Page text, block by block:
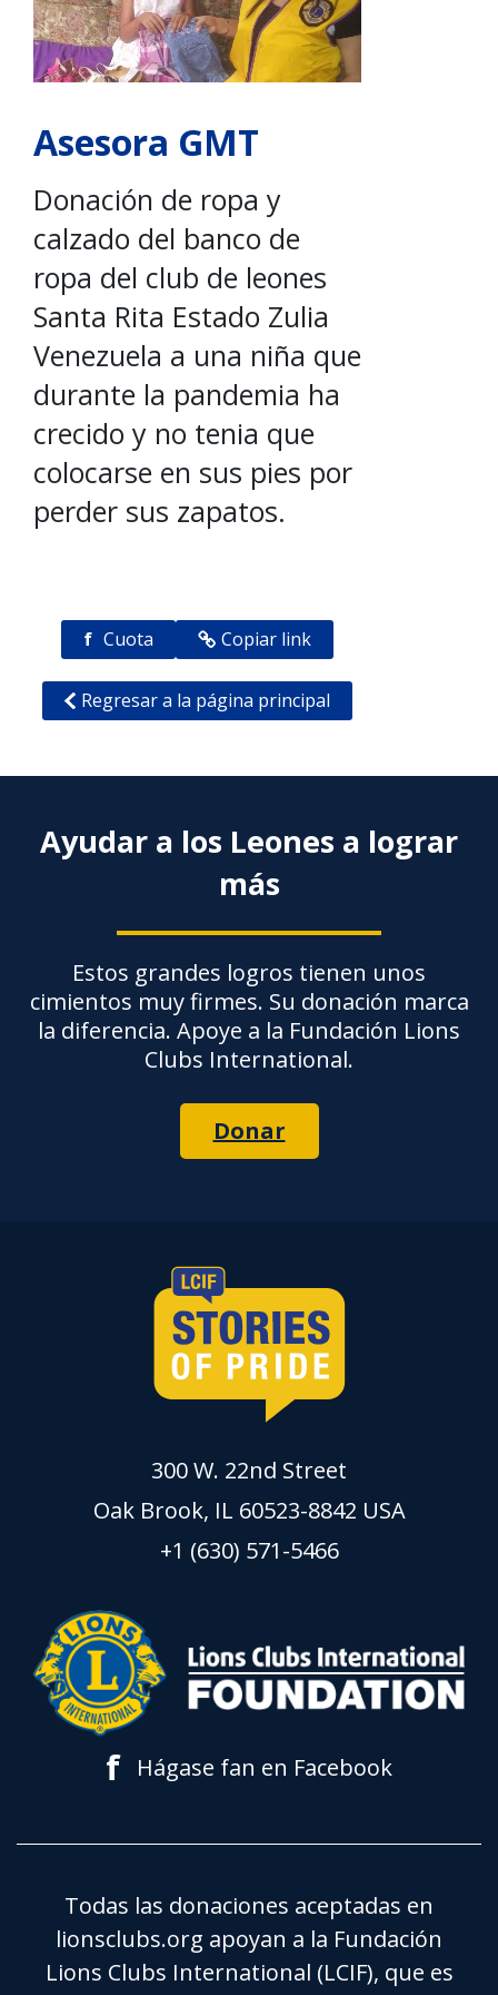
Asesora GMT
Donación de ropa y
calzado del banco de
ropa del club de leones
Santa Rita Estado Zulia
Venezuela a una niña que
durante la pandemia ha
crecido y no tenia que
colocarse en sus pies por
perder sus zapatos.
f Cuota Copiar link
Regresar a la página principal
Ayudar a los Leones a lograr
más
Estos grandes logros tienen unos
cimientos muy firmes. Su donación marca
la diferencia. Apoye a la Fundación Lions
Clubs International.
Donar
300 W. 22nd Street
Oak Brook, IL 60523-8842 USA
+1 (630) 571-5466
f Hágase fan en Facebook
Todas las donaciones aceptadas en
lionsclubs.org apoyan a la Fundación
Lions Clubs International (LCIF), que es